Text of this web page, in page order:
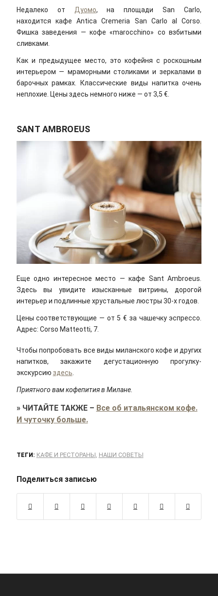
Недалеко от Дуомо, на площади San Carlo,
находится кафе Antica Cremeria San Carlo al Corso.
Фишка заведения — кофе «marocchino» со взбитыми
сливками.
Как и предыдущее место, это кофейня с роскошным
интерьером — мраморными столиками и зеркалами в
барочных рамках. Классические виды напитка очень
неплохие. Цены здесь немного ниже — от 3,5 €.
SANT AMBROEUS
Еще одно интересное место — кафе Sant Ambroeus.
Здесь вы увидите изысканные витрины, дорогой
интерьер и подлинные хрустальные люстры 30-х годов.
Цены соответствующие — от 5 € за чашечку эспрессо.
Адрес: Corso Matteotti, 7.
Чтобы попробовать все виды миланского кофе и других
напитков, закажите дегустационную прогулку-
экскурсию здесь
Приятного вам кофепития в Милане.
» ЧИТАЙТЕ ТАКЖЕ– Все об итальянском кофе.
И чуточку больше.
ТЕГИ: КАФЕ И РЕСТОРАНЫ, НАШИ СОВЕТЫ
Поделиться записью